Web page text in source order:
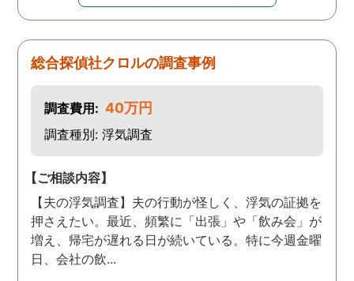
総合探偵社クロルの調査事例
調査費用: 40万円
調査種別: 浮気調査
【ご相談内容】
【夫の浮気調査】夫の行動が怪しく、浮気の証拠を
押さえたい。最近、頻繁に「出張」や「飲み会」が
増え、帰宅が遅れる日が続いている。特に今週金曜
日、会社の飲...